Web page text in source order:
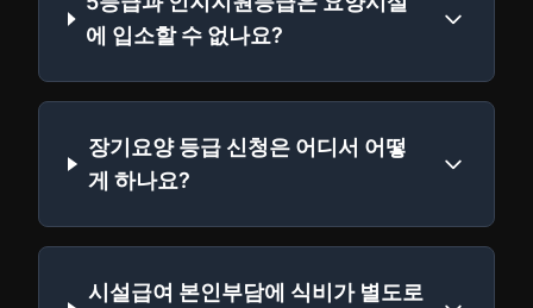
에 입소할 수 없나요?
장기요양 등급 신청은 어디서 어떻
게 하나요?
시설급여 본인부담에 식비가 별도로